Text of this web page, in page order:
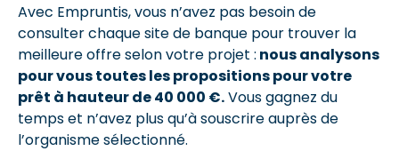
Avec Empruntis, vous n’avez pas besoin de
consulter chaque site de banque pour trouver la
meilleure offre selon votre projet : nous analysons
pour vous toutes les propositions pour votre
prêt à hauteur de 40 000 €.Vous gagnez du
temps et n’avez plus qu’à souscrire auprès de
l’organisme sélectionné.